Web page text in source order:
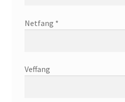
Netfang *
Veffang